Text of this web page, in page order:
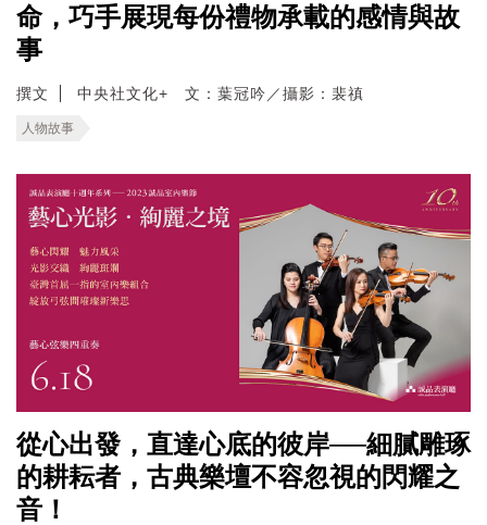
命，巧手展現每份禮物承載的感情與故
事
撰文 中央社文化+ 文：葉冠吟／攝影：裴禛
人物故事
從心出發，直達心底的彼岸──細膩雕琢
的耕耘者，古典樂壇不容忽視的閃耀之
音！